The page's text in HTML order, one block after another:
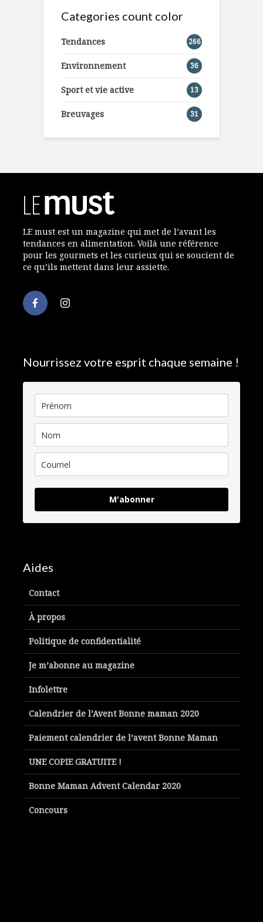
Categories count color
Tendances 266
Environnement 36
Sport et vie active 13
Breuvages 31
LE must est un magazine qui met de l’avant les
tendances en alimentation. Voilà une référence
pour les gourmets et les curieux qui se soucient de
ce qu’ils mettent dans leur assiette.
Nourrissez votre esprit chaque semaine !
M'abonner
Aides
Contact
À propos
Politique de confidentialité
Je m’abonne au magazine
Infolettre
Calendrier de l’Avent Bonne maman 2020
Paiement calendrier de l’avent Bonne Maman
UNE COPIE GRATUITE !
Bonne Maman Advent Calendar 2020
Concours